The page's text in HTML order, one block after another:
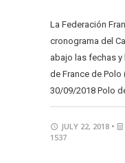
La Federación
cronograma del
abajo las fechas
de France de
30/09/2018 Polo
JULY 22, 2018 •
1537